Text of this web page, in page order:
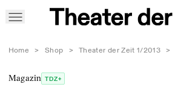
Home > Shop > Theater der Zeit 1/2013 >
Magazin TDZ+